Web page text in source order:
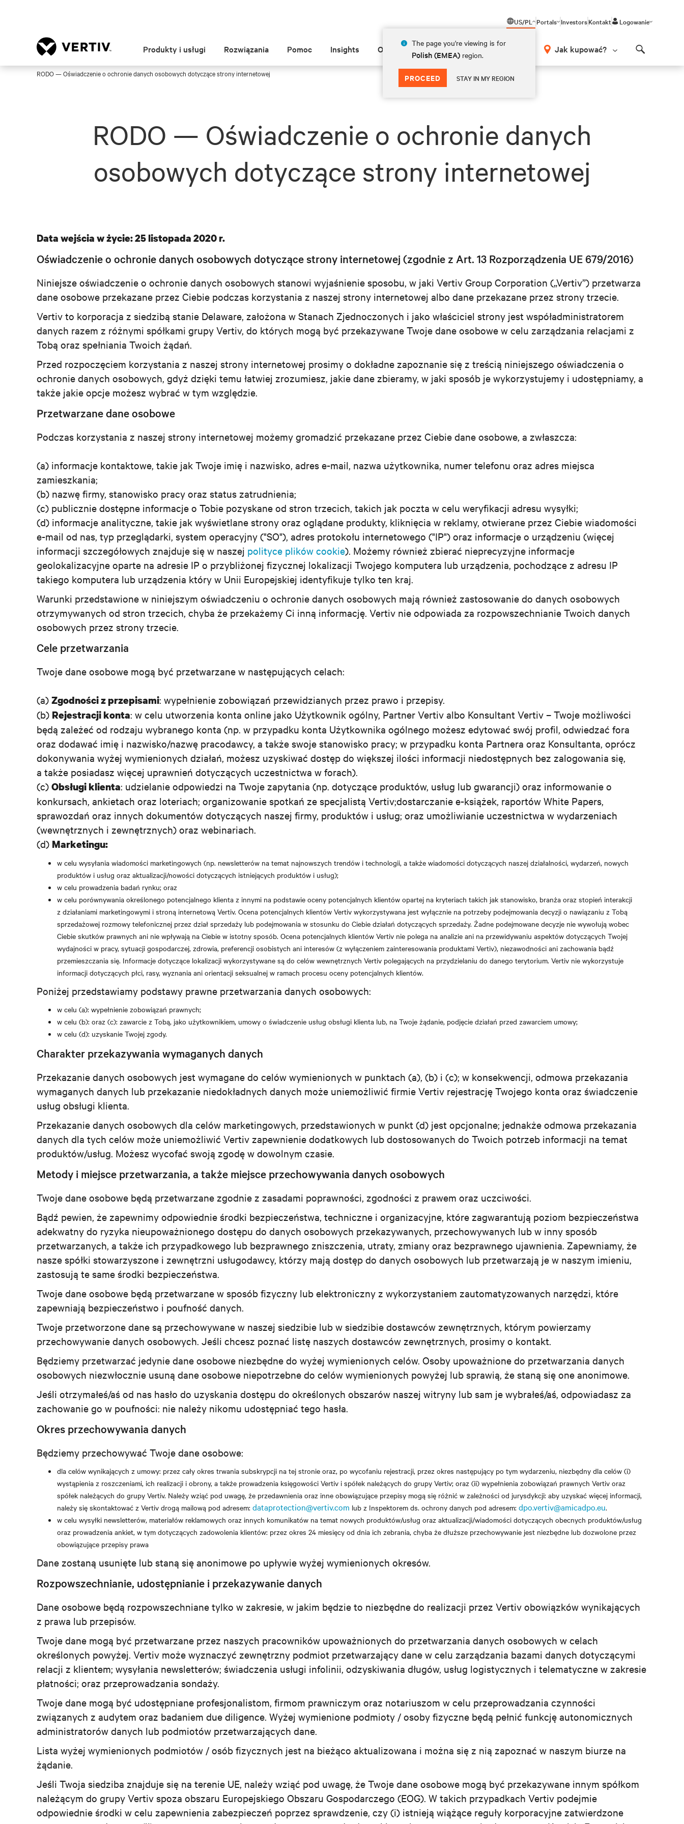
US/PL
The page you're viewing is for
Polish (EMEA) region.
PROCEED STAY IN MY REGION
Portals InvestorsKontakt Logowanie
Produkty i usługi Rozwiązania Pomoc Insights O Vertiv Jak kupować?
RODO — Oświadczenie o ochronie danych osobowych dotyczące strony internetowej
RODO — Oświadczenie o ochronie danych
osobowych dotyczące strony internetowej
Data wejścia w życie: 25 listopada 2020 r.
Oświadczenie o ochronie danych osobowych dotyczące strony internetowej (zgodnie z Art. 13 Rozporządzenia UE 679/2016)
Niniejsze oświadczenie o ochronie danych osobowych stanowi wyjaśnienie sposobu, w jaki Vertiv Group Corporation („Vertiv”) przetwarza
dane osobowe przekazane przez Ciebie podczas korzystania z naszej strony internetowej albo dane przekazane przez strony trzecie.
Vertiv to korporacja z siedzibą stanie Delaware, założona w Stanach Zjednoczonych i jako właściciel strony jest współadministratorem
danych razem z różnymi spółkami grupy Vertiv, do których mogą być przekazywane Twoje dane osobowe w celu zarządzania relacjami z
Tobą oraz spełniania Twoich żądań.
Przed rozpoczęciem korzystania z naszej strony internetowej prosimy o dokładne zapoznanie się z treścią niniejszego oświadczenia o
ochronie danych osobowych, gdyż dzięki temu łatwiej zrozumiesz, jakie dane zbieramy, w jaki sposób je wykorzystujemy i udostępniamy, a
także jakie opcje możesz wybrać w tym względzie.
Przetwarzane dane osobowe
Podczas korzystania z naszej strony internetowej możemy gromadzić przekazane przez Ciebie dane osobowe, a zwłaszcza:
(a) informacje kontaktowe, takie jak Twoje imię i nazwisko, adres e-mail, nazwa użytkownika, numer telefonu oraz adres miejsca
zamieszkania;
(b) nazwę firmy, stanowisko pracy oraz status zatrudnienia;
(c) publicznie dostępne informacje o Tobie pozyskane od stron trzecich, takich jak poczta w celu weryfikacji adresu wysyłki;
(d) informacje analityczne, takie jak wyświetlane strony oraz oglądane produkty, kliknięcia w reklamy, otwierane przez Ciebie wiadomości
e-mail od nas, typ przeglądarki, system operacyjny ("SO"), adres protokołu internetowego ("IP") oraz informacje o urządzeniu (więcej
informacji szczegółowych znajduje się w naszej polityce plików cookie). Możemy również zbierać nieprecyzyjne informacje
geolokalizacyjne oparte na adresie IP o przybliżonej fizycznej lokalizacji Twojego komputera lub urządzenia, pochodzące z adresu IP
takiego komputera lub urządzenia który w Unii Europejskiej identyfikuje tylko ten kraj.
Warunki przedstawione w niniejszym oświadczeniu o ochronie danych osobowych mają również zastosowanie do danych osobowych
otrzymywanych od stron trzecich, chyba że przekażemy Ci inną informację. Vertiv nie odpowiada za rozpowszechnianie Twoich danych
osobowych przez strony trzecie.
Cele przetwarzania
Twoje dane osobowe mogą być przetwarzane w następujących celach:
(a) Zgodności z przepisami: wypełnienie zobowiązań przewidzianych przez prawo i przepisy.
(b) Rejestracji konta: w celu utworzenia konta online jako Użytkownik ogólny, Partner Vertiv albo Konsultant Vertiv – Twoje możliwości
będą zależeć od rodzaju wybranego konta (np. w przypadku konta Użytkownika ogólnego możesz edytować swój profil, odwiedzać fora
oraz dodawać imię i nazwisko/nazwę pracodawcy, a także swoje stanowisko pracy; w przypadku konta Partnera oraz Konsultanta, oprócz
dokonywania wyżej wymienionych działań, możesz uzyskiwać dostęp do większej ilości informacji niedostępnych bez zalogowania się,
a także posiadasz więcej uprawnień dotyczących uczestnictwa w forach).
(c) Obsługi klienta: udzielanie odpowiedzi na Twoje zapytania (np. dotyczące produktów, usług lub gwarancji) oraz informowanie o
konkursach, ankietach oraz loteriach; organizowanie spotkań ze specjalistą Vertiv;dostarczanie e-książek, raportów White Papers,
sprawozdań oraz innych dokumentów dotyczących naszej firmy, produktów i usług; oraz umożliwianie uczestnictwa w wydarzeniach
(wewnętrznych i zewnętrznych) oraz webinariach.
(d) Marketingu:
w celu wysyłania wiadomości marketingowych (np. newsletterów na temat najnowszych trendów i technologii, a także wiadomości dotyczących naszej działalności, wydarzeń, nowych
produktów i usług oraz aktualizacji/nowości dotyczących istniejących produktów i usług);
w celu prowadzenia badań rynku; oraz
w celu porównywania określonego potencjalnego klienta z innymi na podstawie oceny potencjalnych klientów opartej na kryteriach takich jak stanowisko, branża oraz stopień interakcji
z działaniami marketingowymi i stroną internetową Vertiv. Ocena potencjalnych klientów Vertiv wykorzystywana jest wyłącznie na potrzeby podejmowania decyzji o nawiązaniu z Tobą
sprzedażowej rozmowy telefonicznej przez dział sprzedaży lub podejmowania w stosunku do Ciebie działań dotyczących sprzedaży. Żadne podejmowane decyzje nie wywołują wobec
Ciebie skutków prawnych ani nie wpływają na Ciebie w istotny sposób. Ocena potencjalnych klientów Vertiv nie polega na analizie ani na przewidywaniu aspektów dotyczących Twojej
wydajności w pracy, sytuacji gospodarczej, zdrowia, preferencji osobistych ani interesów (z wyłączeniem zainteresowania produktami Vertiv), niezawodności ani zachowania bądź
przemieszczania się. Informacje dotyczące lokalizacji wykorzystywane są do celów wewnętrznych Vertiv polegających na przydzielaniu do danego terytorium. Vertiv nie wykorzystuje
informacji dotyczących płci, rasy, wyznania ani orientacji seksualnej w ramach procesu oceny potencjalnych klientów.
Poniżej przedstawiamy podstawy prawne przetwarzania danych osobowych:
w celu (a): wypełnienie zobowiązań prawnych;
w celu (b): oraz (c): zawarcie z Tobą, jako użytkownikiem, umowy o świadczenie usług obsługi klienta lub, na Twoje żądanie, podjęcie działań przed zawarciem umowy;
w celu (d): uzyskanie Twojej zgody.
Charakter przekazywania wymaganych danych
Przekazanie danych osobowych jest wymagane do celów wymienionych w punktach (a), (b) i (c); w konsekwencji, odmowa przekazania
wymaganych danych lub przekazanie niedokładnych danych może uniemożliwić firmie Vertiv rejestrację Twojego konta oraz świadczenie
usług obsługi klienta.
Przekazanie danych osobowych dla celów marketingowych, przedstawionych w punkt (d) jest opcjonalne; jednakże odmowa przekazania
danych dla tych celów może uniemożliwić Vertiv zapewnienie dodatkowych lub dostosowanych do Twoich potrzeb informacji na temat
produktów/usług. Możesz wycofać swoją zgodę w dowolnym czasie.
Metody i miejsce przetwarzania, a także miejsce przechowywania danych osobowych
Twoje dane osobowe będą przetwarzane zgodnie z zasadami poprawności, zgodności z prawem oraz uczciwości.
Bądź pewien, że zapewnimy odpowiednie środki bezpieczeństwa, techniczne i organizacyjne, które zagwarantują poziom bezpieczeństwa
adekwatny do ryzyka nieupoważnionego dostępu do danych osobowych przekazywanych, przechowywanych lub w inny sposób
przetwarzanych, a także ich przypadkowego lub bezprawnego zniszczenia, utraty, zmiany oraz bezprawnego ujawnienia. Zapewniamy, że
nasze spółki stowarzyszone i zewnętrzni usługodawcy, którzy mają dostęp do danych osobowych lub przetwarzają je w naszym imieniu,
zastosują te same środki bezpieczeństwa.
Twoje dane osobowe będą przetwarzane w sposób fizyczny lub elektroniczny z wykorzystaniem zautomatyzowanych narzędzi, które
zapewniają bezpieczeństwo i poufność danych.
Twoje przetworzone dane są przechowywane w naszej siedzibie lub w siedzibie dostawców zewnętrznych, którym powierzamy
przechowywanie danych osobowych. Jeśli chcesz poznać listę naszych dostawców zewnętrznych, prosimy o kontakt.
Będziemy przetwarzać jedynie dane osobowe niezbędne do wyżej wymienionych celów. Osoby upoważnione do przetwarzania danych
osobowych niezwłocznie usuną dane osobowe niepotrzebne do celów wymienionych powyżej lub sprawią, że staną się one anonimowe.
Jeśli otrzymałeś/aś od nas hasło do uzyskania dostępu do określonych obszarów naszej witryny lub sam je wybrałeś/aś, odpowiadasz za
zachowanie go w poufności: nie należy nikomu udostępniać tego hasła.
Okres przechowywania danych
Będziemy przechowywać Twoje dane osobowe:
dla celów wynikających z umowy: przez cały okres trwania subskrypcji na tej stronie oraz, po wycofaniu rejestracji, przez okres następujący po tym wydarzeniu, niezbędny dla celów (i)
wystąpienia z roszczeniami, ich realizacji i obrony, a także prowadzenia księgowości Vertiv i spółek należących do grupy Vertiv; oraz (ii) wypełnienia zobowiązań prawnych Vertiv oraz
spółek należących do grupy Vertiv. Należy wziąć pod uwagę, że przedawnienia oraz inne obowiązujące przepisy mogą się różnić w zależności od jurysdykcji: aby uzyskać więcej informacji,
należy się skontaktować z Vertiv drogą mailową pod adresem: dataprotection@vertiv.com lub z Inspektorem ds. ochrony danych pod adresem: dpo.vertiv@amicadpo.eu.
w celu wysyłki newsletterów, materiałów reklamowych oraz innych komunikatów na temat nowych produktów/usług oraz aktualizacji/wiadomości dotyczących obecnych produktów/usług
oraz prowadzenia ankiet, w tym dotyczących zadowolenia klientów: przez okres 24 miesięcy od dnia ich zebrania, chyba że dłuższe przechowywanie jest niezbędne lub dozwolone przez
obowiązujące przepisy prawa
Dane zostaną usunięte lub staną się anonimowe po upływie wyżej wymienionych okresów.
Rozpowszechnianie, udostępnianie i przekazywanie danych
Dane osobowe będą rozpowszechniane tylko w zakresie, w jakim będzie to niezbędne do realizacji przez Vertiv obowiązków wynikających
z prawa lub przepisów.
Twoje dane mogą być przetwarzane przez naszych pracowników upoważnionych do przetwarzania danych osobowych w celach
określonych powyżej. Vertiv może wyznaczyć zewnętrzny podmiot przetwarzający dane w celu zarządzania bazami danych dotyczącymi
relacji z klientem; wysyłania newsletterów; świadczenia usługi infolinii, odzyskiwania długów, usług logistycznych i telematyczne w zakresie
płatności; oraz przeprowadzania sondaży.
Twoje dane mogą być udostępniane profesjonalistom, firmom prawniczym oraz notariuszom w celu przeprowadzania czynności
związanych z audytem oraz badaniem due diligence. Wyżej wymienione podmioty / osoby fizyczne będą pełnić funkcję autonomicznych
administratorów danych lub podmiotów przetwarzających dane.
Lista wyżej wymienionych podmiotów / osób fizycznych jest na bieżąco aktualizowana i można się z nią zapoznać w naszym biurze na
żądanie.
Jeśli Twoja siedziba znajduje się na terenie UE, należy wziąć pod uwagę, że Twoje dane osobowe mogą być przekazywane innym spółkom
należącym do grupy Vertiv spoza obszaru Europejskiego Obszaru Gospodarczego (EOG). W takich przypadkach Vertiv podejmie
odpowiednie środki w celu zapewnienia zabezpieczeń poprzez sprawdzenie, czy (i) istnieją wiążące reguły korporacyjne zatwierdzone